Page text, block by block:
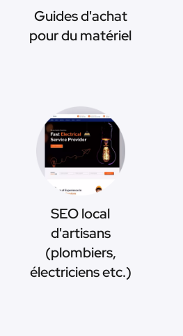
Guides d'achat
pour du matériel
SEO local
d'artisans
(plombiers,
électriciens etc.)